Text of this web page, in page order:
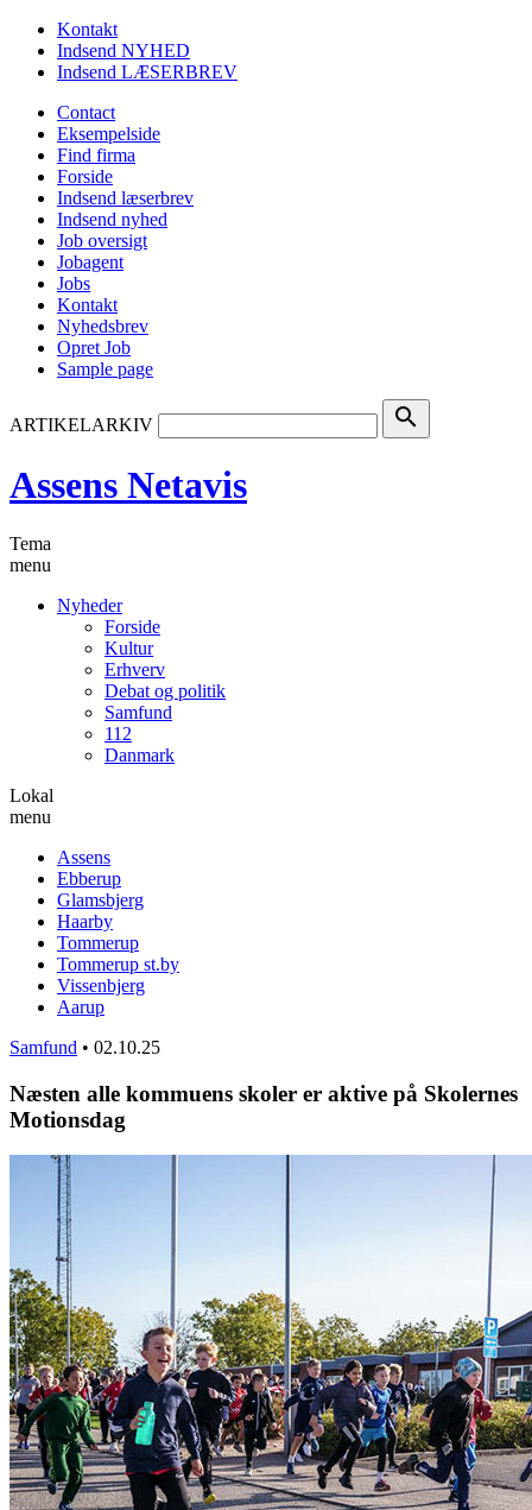
Kontakt
Indsend NYHED
Indsend LÆSERBREV
Contact
Eksempelside
Find firma
Forside
Indsend læserbrev
Indsend nyhed
Job oversigt
Jobagent
Jobs
Kontakt
Nyhedsbrev
Opret Job
Sample page
ARTIKELARKIV search
Assens Netavis
Tema
menu
Nyheder
Forside
Kultur
Erhverv
Debat og politik
Samfund
112
Danmark
Lokal
menu
Assens
Ebberup
Glamsbjerg
Haarby
Tommerup
Tommerup st.by
Vissenbjerg
Aarup
Samfund • 02.10.25
Næsten alle kommuens skoler er aktive på Skolernes
Motionsdag